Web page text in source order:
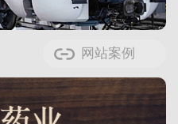
网站案例